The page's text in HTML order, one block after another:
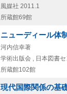
風媒社 2011.1
所蔵館69館
ニューディール体
河内信幸著
学術出版会 , 日本図書
所蔵館102館
現代国際関係の基